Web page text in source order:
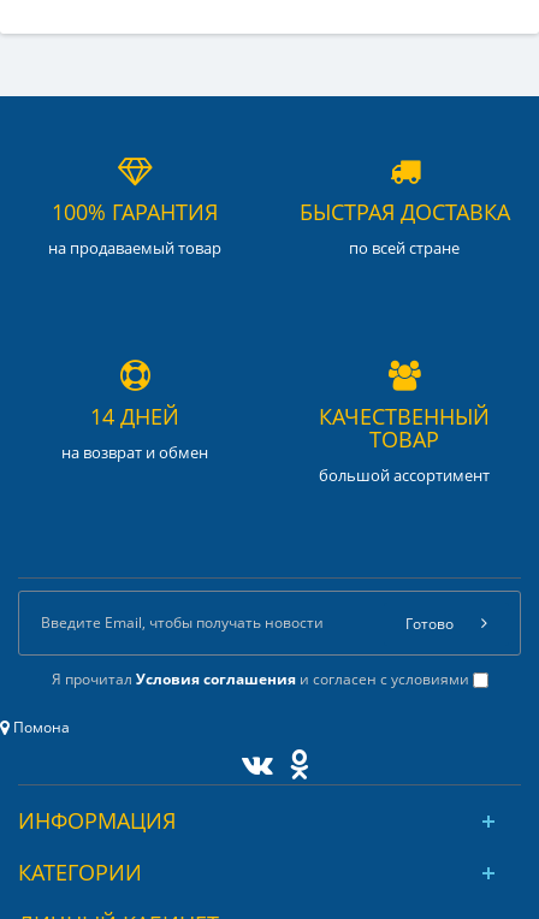
100% ГАРАНТИЯ
на продаваемый товар
БЫСТРАЯ ДОСТАВКА
по всей стране
14 ДНЕЙ
на возврат и обмен
КАЧЕСТВЕННЫЙ
ТОВАР
большой ассортимент
Я прочитал Условия соглашенияи согласен с условиями
Готово
Помона
ИНФОРМАЦИЯ
КАТЕГОРИИ